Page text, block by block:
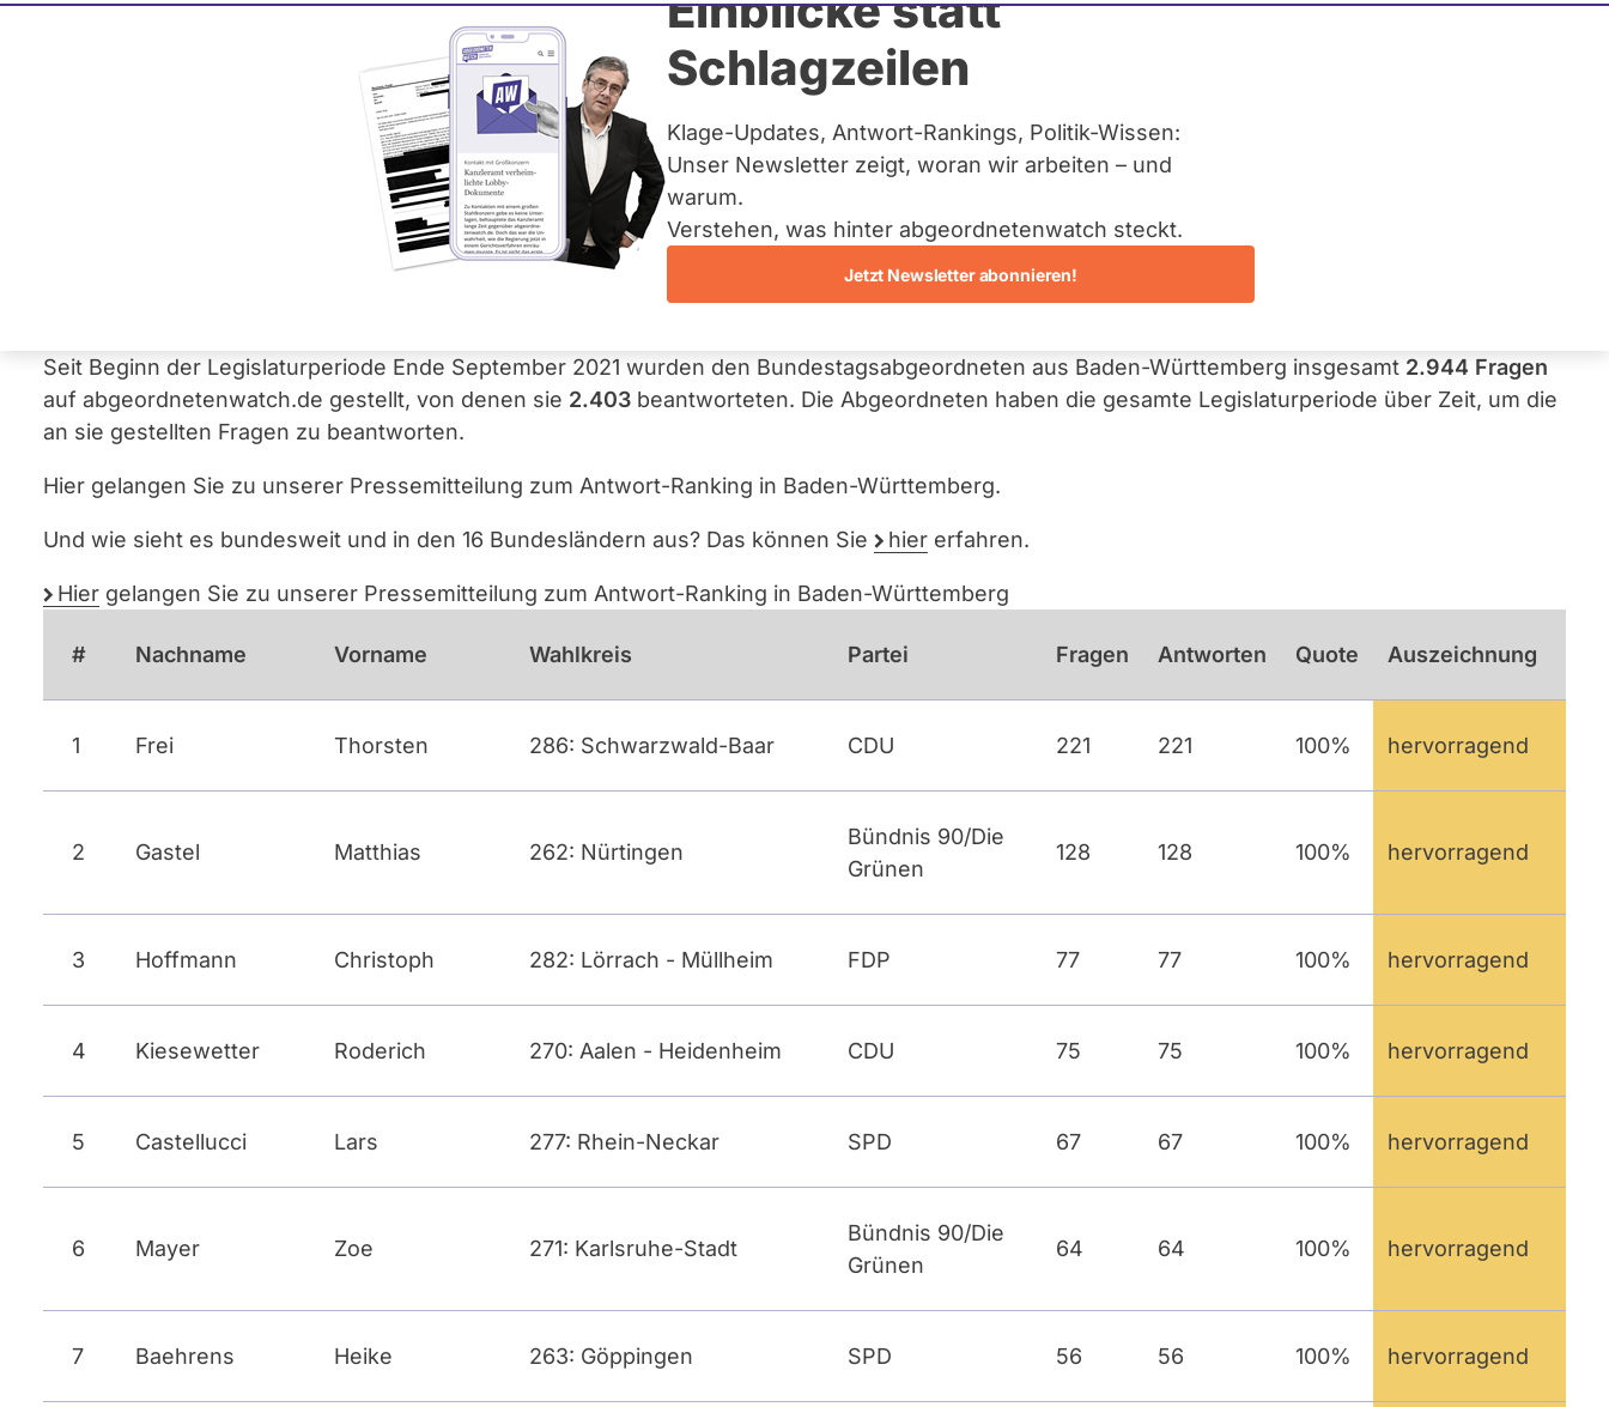
Schlagzeilen
Klage-Updates, Antwort-Rankings, Politik-Wissen:
Unser Newsletter zeigt, woran wir arbeiten – und
warum.
Verstehen, was hinter abgeordnetenwatch steckt.
Jetzt Newsletter abonnieren!
abgeordnetenwatch.de
Wie jedes Jahr schaut abgeordnetenwatch.de auf das quantitative Antwortverhalten der
Bundestagsabgeordneten auf
Dabei werden die Abgeordneten, die viel auf Fragen von Bürger:innen reagieren, mit Auszeichnungen geehrt.
Wie antworten die MdB aus Baden-Württemberg? Das zeigen wir in der unteren Tabelle.
2023 erhalten insgesamt 69 der 102 Abgeordneten aus Baden-Württemberg die Auszeichnung „hervorragend“, neun „vorbildlich“ und vier
„engagiert“. Die Antwortquote der Bundestagsabgeordneten aus Baden-Württemberg liegt 2023 durchschnittlich bei
Seit Beginn der Legislaturperiode Ende September 2021 wurden den Bundestagsabgeordneten aus Baden-Württemberg insgesamt 2.944 Fragen
auf abgeordnetenwatch.de gestellt, von denen sie 2.403 beantworteten. Die Abgeordneten haben die gesamte Legislaturperiode über Zeit, um die
an sie gestellten Fragen zu beantworten.
Hier gelangen Sie zu unserer Pressemitteilung zum Antwort-Ranking in Baden-Württemberg.
Und wie sieht es bundesweit und in den 16 Bundesländern aus? Das können Sie hier erfahren.
Hier gelangen Sie zu unserer Pressemitteilung zum Antwort-Ranking in Baden-Württemberg
# Nachname Vorname Wahlkreis Partei Fragen Antworten Quote Auszeichnung
1 Frei Thorsten 286: Schwarzwald-Baar CDU 221 221 100% hervorragend
2 Gastel Matthias 262: Nürtingen
Bündnis 90/Die
Grünen
128 128 100% hervorragend
3 Hoffmann Christoph 282: Lörrach - Müllheim FDP 77 77 100% hervorragend
4 Kiesewetter Roderich 270: Aalen - Heidenheim CDU 75 75 100% hervorragend
5 Castellucci Lars 277: Rhein-Neckar SPD 67 67 100% hervorragend
6 Mayer Zoe 271: Karlsruhe-Stadt
Bündnis 90/Die
Grünen
64 64 100% hervorragend
7 Baehrens Heike 263: Göppingen SPD 56 56 100% hervorragend